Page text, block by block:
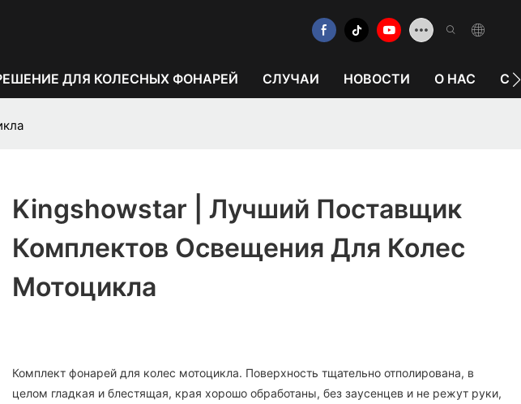
ДЛЯ КОЛЕСНЫХ ФОНАРЕЙ СЛУЧАИ НОВОСТИ О НАС
Kingshowstar | Лучший Поставщик
Комплектов Освещения Для Колес
Мотоцикла
Комплект фонарей для колес мотоцикла. Поверхность тщательно отполирована, в
целом гладкая и блестящая, края хорошо обработаны, без заусенцев и не режут руки,